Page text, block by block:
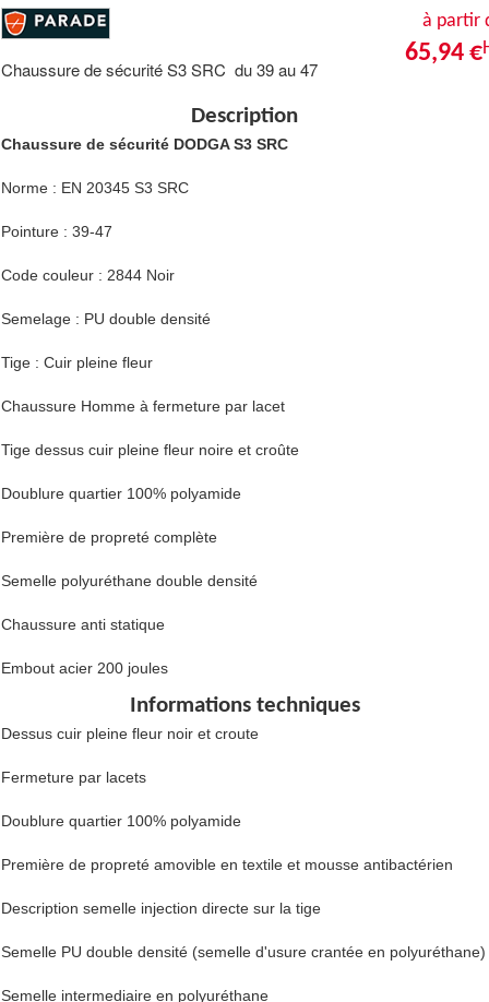
à partir
65,94 €
Chaussure de sécurité S3 SRC du 39 au 47
Description
Chaussure de sécurité DODGA S3 SRC
Norme : EN 20345 S3 SRC
Pointure : 39-47
Code couleur : 2844 Noir
Semelage : PU double densité
Tige : Cuir pleine fleur
Chaussure Homme à fermeture par lacet
Tige dessus cuir pleine fleur noire et croûte
Doublure quartier 100% polyamide
Première de propreté complète
Semelle polyuréthane double densité
Chaussure anti statique
Embout acier 200 joules
Informations techniques
Dessus cuir pleine fleur noir et croute
Fermeture par lacets
Doublure quartier 100% polyamide
Première de propreté amovible en textile et mousse antibactérien
Description semelle injection directe sur la tige
Semelle PU double densité (semelle d'usure crantée en polyuréthane)
Semelle intermediaire en polyuréthane